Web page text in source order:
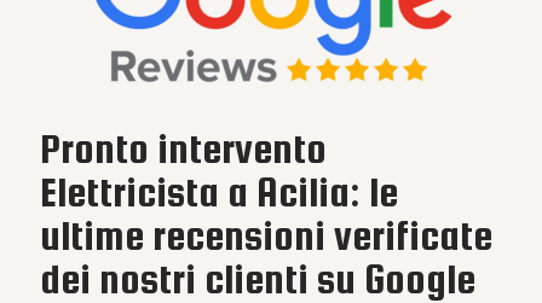
Pronto intervento
Elettricista a Acilia: le
ultime recensioni verificate
dei nostri clienti su Google